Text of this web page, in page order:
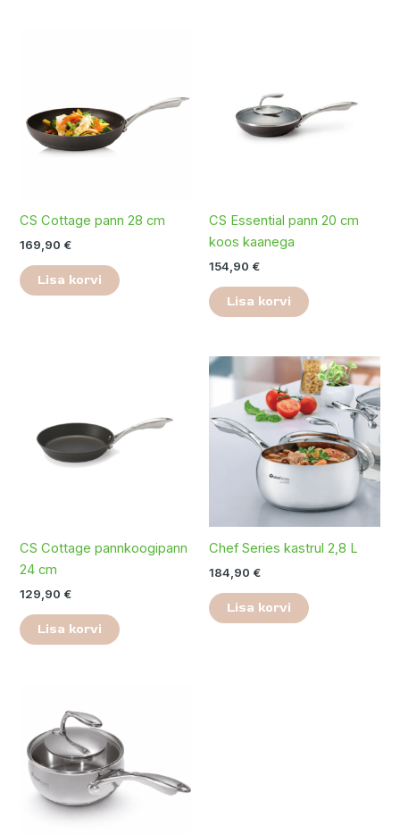
CS Cottage pann 28 cm
169,90 €
Lisa korvi
CS Essential pann 20 cm
koos kaanega
154,90 €
Lisa korvi
CS Cottage pannkoogipann
24 cm
129,90 €
Lisa korvi
Chef Series kastrul 2,8 L
184,90 €
Lisa korvi